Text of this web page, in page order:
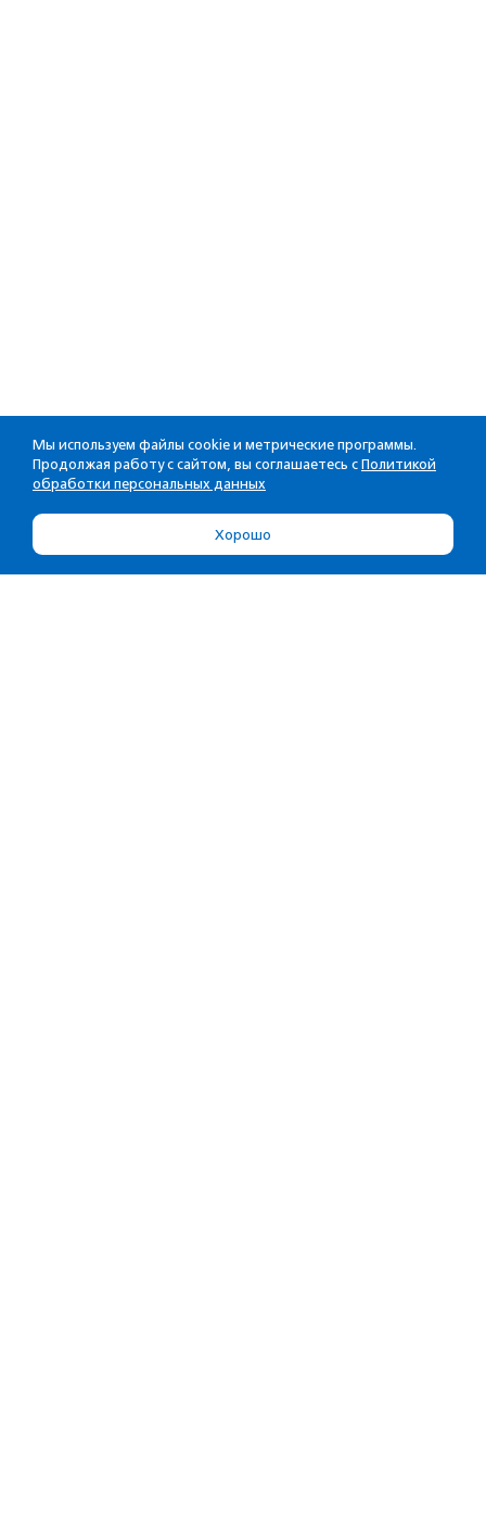
Мы используем файлы cookie и метрические программы.
Продолжая работу с сайтом, вы соглашаетесь с Политикой
обработки персональных данных
Хорошо